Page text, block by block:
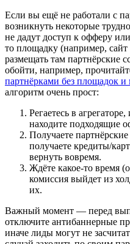
Если вы ещё не работали с
возникнуть некоторые
не дадут доступ к офферу
то площадку (например,
размещать там партнёрские
обойти, например,
партнёрками без площадок и
алгоритм очень прост:
Регаетесь в
находите подходящие
Получаете
получаете кредиты/
вернуть вовремя.
Ждёте какое-то время
комиссия выйдет из
их.
Важный момент — перед
отключите антибаннерные
иначе лиды могут не